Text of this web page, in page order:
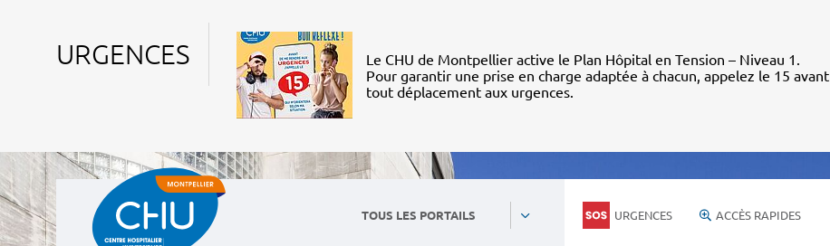
URGENCES
Le CHU de Montpellier active le Plan Hôpital en Tension – Niveau 1.
Pour garantir une prise en charge adaptée à chacun, appelez le 15 avant
tout déplacement aux urgences.
TOUS LES PORTAILS URGENCES ACCÈS RAPIDES